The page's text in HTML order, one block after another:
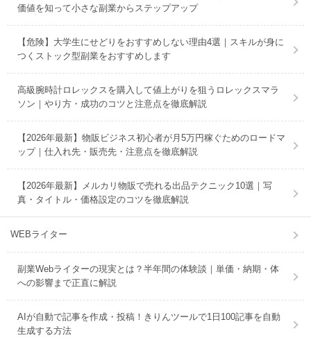
価値を知って小さな副業からステップアップ
【危険】大学生にせどりをおすすめしない理由4選｜スキルが身に
つくストック型副業をおすすめします
高級腕時計ロレックスを購入して値上がりを狙うロレックスマラ
ソン｜やり方・成功のコツと注意点を徹底解説
【2026年最新】物販ビジネス初心者が月5万円稼ぐためのロードマ
ップ｜仕入れ先・販売先・注意点を徹底解説
【2026年最新】メルカリ物販で売れる出品テクニック10選｜写
真・タイトル・価格設定のコツを徹底解説
WEBライター
副業Webライターの現実とは？半年間の体験談｜単価・納期・体
への影響まで正直に解説
AIが自動で記事を作成・投稿！きりんツールで1日100記事を自動
生成する方法